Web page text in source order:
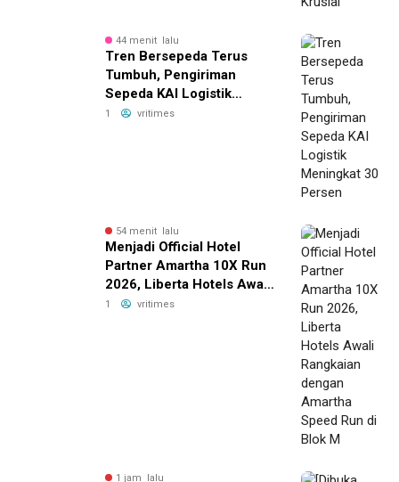
44 menit lalu
Tren Bersepeda Terus
Tumbuh, Pengiriman
Sepeda KAI Logistik
Meningkat 30 Persen
1 vritimes
54 menit lalu
Menjadi Official Hotel
Partner Amartha 10X Run
2026, Liberta Hotels Awali
Rangkaian dengan
1 vritimes
1 jam lalu